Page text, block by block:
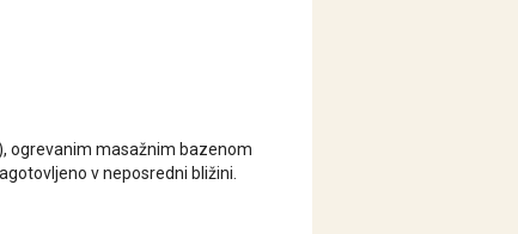
ogrevanim masažnim bazenom
v neposredni bližini.